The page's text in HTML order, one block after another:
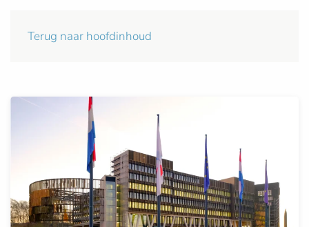
Terug naar hoofdinhoud